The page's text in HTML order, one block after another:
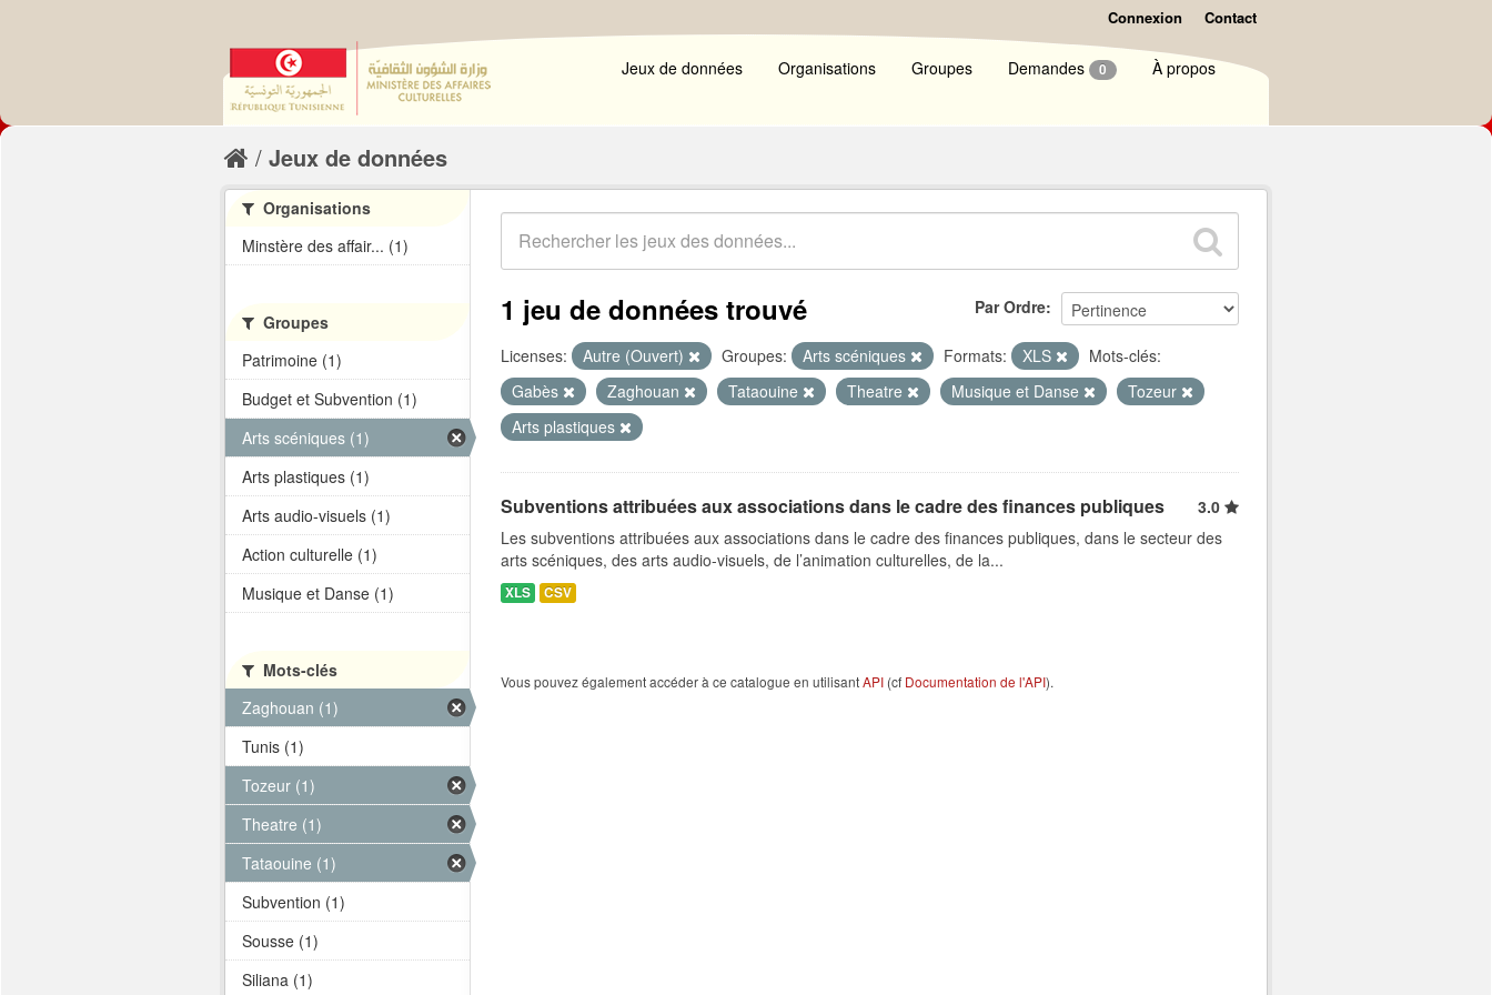
Connexion Contact
Jeux de données Organisations Groupes Demandes 0 À propos
Jeux de données
Par Ordre
1 jeu de données trouvé
Licenses: Autre (Ouvert) Groupes: Arts scéniques Formats: XLS
Mots-clés:
Gabès
Zaghouan Tataouine Theatre Musique et Danse
Tozeur
Arts plastiques
Subventions attribuées aux associations dans le cadre des finances publiques
3.0
Les subventions attribuées aux associations dans le cadre des finances publiques, dans le secteur des
arts scéniques, des arts audio-visuels, de l’animation culturelles, de la...
XLS CSV
Vous pouvez également accéder à ce catalogue en utilisantAPI (cf Documentation de l'API).
Organisations
Minstère des affair... (1)
Groupes
Patrimoine (1)
Budget et Subvention (1)
Arts scéniques (1)
Arts plastiques (1)
Arts audio-visuels (1)
Action culturelle (1)
Musique et Danse (1)
Mots-clés
Zaghouan (1)
Tunis (1)
Tozeur (1)
Theatre (1)
Tataouine (1)
Subvention (1)
Sousse (1)
Siliana (1)